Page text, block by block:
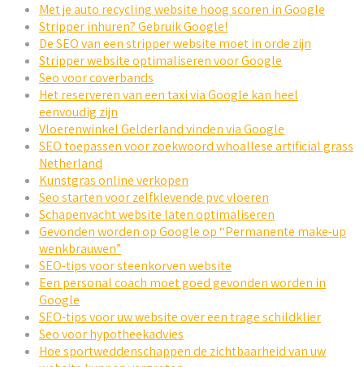
Met je auto recycling website hoog scoren in Google
Stripper inhuren? Gebruik Google!
De SEO van een stripper website moet in orde zijn
Stripper website optimaliseren voor Google
Seo voor coverbands
Het reserveren van een taxi via Google kan heel
eenvoudig zijn
Vloerenwinkel Gelderland vinden via Google
SEO toepassen voor zoekwoord whoallese artificial grass
Netherland
Kunstgras online verkopen
Seo starten voor zelfklevende pvc vloeren
Schapenvacht website laten optimaliseren
Gevonden worden op Google op “Permanente make-up
wenkbrauwen”
SEO-tips voor steenkorven website
Een personal coach moet goed gevonden worden in
Google
SEO-tips voor uw website over een trage schildklier
Seo voor hypotheekadvies
Hoe sportweddenschappen de zichtbaarheid van uw